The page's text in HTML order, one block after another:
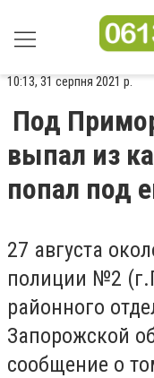
10:13, 31 серпня 2021 р.
Под
выпал из
попал под
27 августа
полиции №2
районного
Запорожской
сообщение о